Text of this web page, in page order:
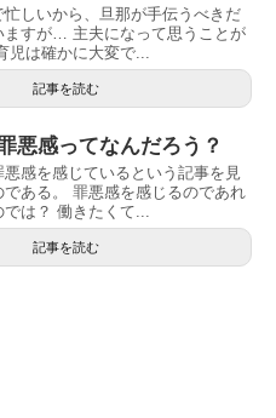
忙しいから、旦那が手伝うべきだ
ますが… 主夫になって思うことが
児は確かに大変で...
記事を読む
悪感ってなんだろう？
感を感じているという記事を見
ある。 罪悪感を感じるのであれ
は？ 働きたくて...
記事を読む